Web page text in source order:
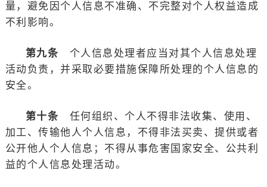
量，避免因个人信息不准确、不完整对个人权益造成
不利影响。
第九条 个人信息处理者应当对其个人信息处理
活动负责，并采取必要措施保障所处理的个人信息的
安全。
第十条 任何组织、个人不得非法收集、使用、
加工、传输他人个人信息，不得非法买卖、提供或者
公开他人个人信息；不得从事危害国家安全、公共利
益的个人信息处理活动。